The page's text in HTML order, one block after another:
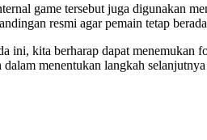
game tersebut juga digunakan
resmi agar pemain tetap
ini, kita berharap dapat menemukan
menentukan langkah